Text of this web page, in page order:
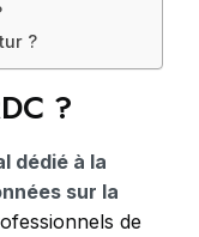
?
?
dédié à la
sur la
de